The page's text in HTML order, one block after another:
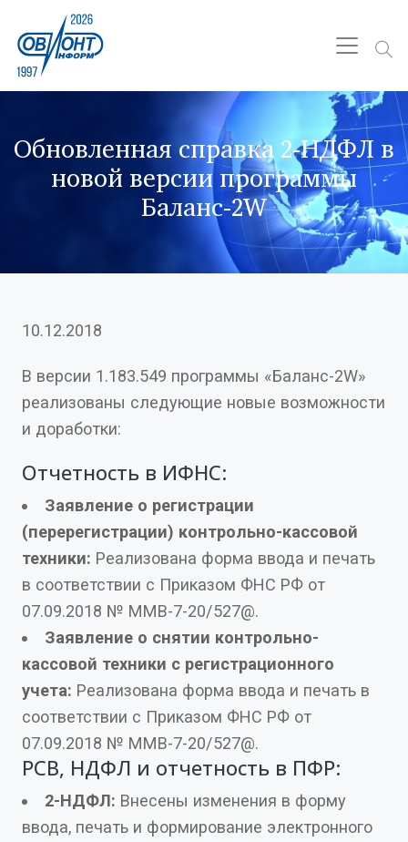
Обновленная справка 2-НДФЛ в
новой версии программы
Баланс-2W
10.12.2018
В версии 1.183.549 программы «Баланс-2W»
реализованы следующие новые возможности
и доработки:
Отчетность в ИФНС:
Заявление о регистрации
(перерегистрации) контрольно-кассовой
техники: Реализована форма ввода и печать
в соответствии с Приказом ФНС РФ от
07.09.2018 № ММВ-7-20/527@.
Заявление о снятии контрольно-
кассовой техники с регистрационного
учета: Реализована форма ввода и печать в
соответствии с Приказом ФНС РФ от
07.09.2018 № ММВ-7-20/527@.
РСВ, НДФЛ и отчетность в ПФР:
2-НДФЛ: Внесены изменения в форму
ввода, печать и формирование электронного